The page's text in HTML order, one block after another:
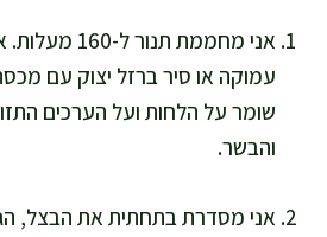
אני מחממת
עמוקה או סיר ברזל יצוק עם
שומר על הלחות ועל הערכים
והבשר.
אני מסדרת בתחתית את הבצל,